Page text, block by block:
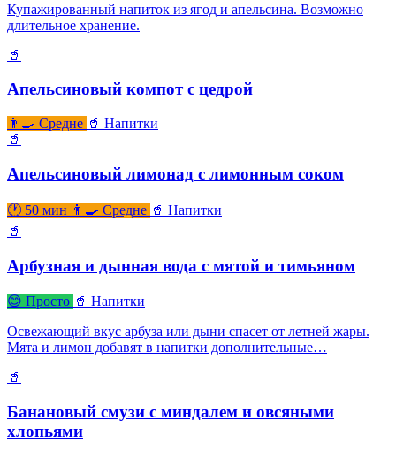
Купажированный напиток из ягод и апельсина. Возможно
длительное хранение.
🥤
Апельсиновый компот с цедрой
👨‍🍳 Средне 🥤 Напитки
🥤
Апельсиновый лимонад с лимонным соком
🕐 50 мин 👨‍🍳 Средне 🥤 Напитки
🥤
Арбузная и дынная вода с мятой и тимьяном
😊 Просто 🥤 Напитки
Освежающий вкус арбуза или дыни спасет от летней жары.
Мята и лимон добавят в напитки дополнительные…
🥤
Банановый смузи с миндалем и овсяными
хлопьями